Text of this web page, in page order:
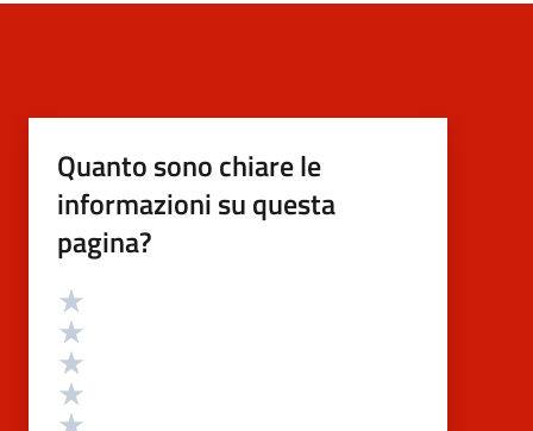
Quanto sono chiare le
informazioni su questa
pagina?
Valutazione